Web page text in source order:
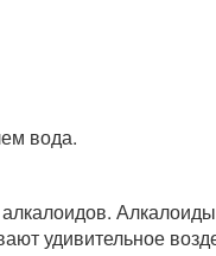
вода.
удивительное